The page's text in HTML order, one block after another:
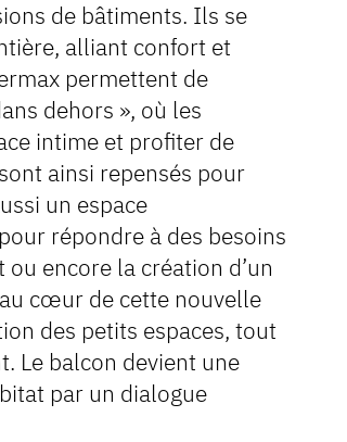
de bâtiments. Ils se
alliant confort et
permettent de
dehors », où les
intime et profiter de
ainsi repensés pour
un espace
répondre à des besoins
encore la création d’un
cœur de cette nouvelle
des petits espaces, tout
Le balcon devient une
par un dialogue